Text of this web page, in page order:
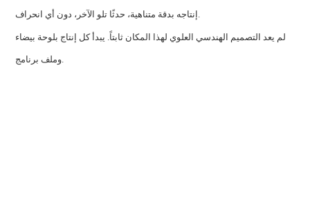
إنتاجه بدقة متناهية، حدثًا تلو الآخر، دون أي انحراف.
لم يعد التصميم الهندسي العلوي لهذا المكان ثابتاً. يبدأ كل إنتاج بلوحة بيضاء
وملف برنامج.